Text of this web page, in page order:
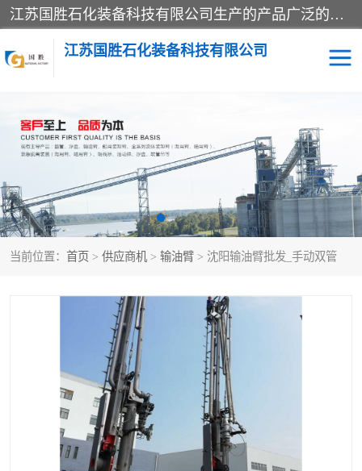
江苏国胜石化装备科技有限公司生产的产品广泛的应用于石油、石化等行业中，产品种类齐全，其中包括装卸鹤管、汽车鹤管、火车鹤管、装车鹤管、卸车鹤管、上装鹤管、下装鹤管、lng鹤管、发油鹤管、液氨鹤管、液化气鹤管等，我们生产的产品质量上乘，价格实惠，服务好，买鹤管就到国胜石化装备！
江苏国胜石化装备科技有限公司
当前位置： 首页 > 供应商机 > 输油臂 > 沈阳输油臂批发_手动双管
输油臂 鹤管活动梯